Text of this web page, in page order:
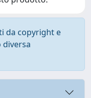
da copyright e